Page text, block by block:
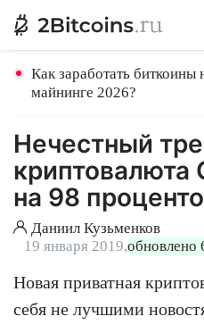
Как заработать биткоины
майнинге 2026?
Нечестный
криптовалюта
на 98
Даниил Кузьменков
19 января 2019,обновлено
Новая приватная
себя не лучшими